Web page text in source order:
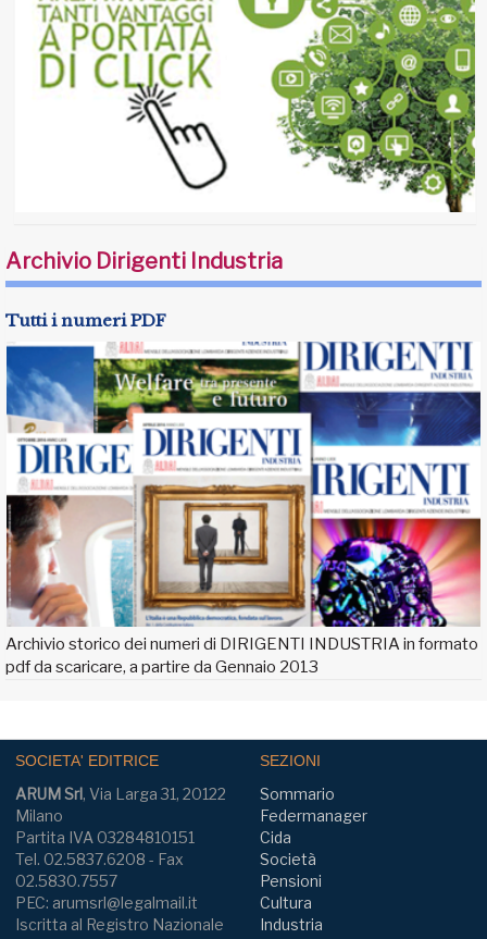
Archivio Dirigenti Industria
Tutti i numeri PDF
Archivio storico dei numeri di DIRIGENTI INDUSTRIA in formato
pdf da scaricare, a partire da Gennaio 2013
SOCIETA' EDITRICE
ARUM Srl, Via Larga 31, 20122
Milano
Partita IVA 03284810151
Tel. 02.5837.6208 - Fax
02.5830.7557
PEC: arumsrl@legalmail.it
Iscritta al Registro Nazionale
SEZIONI
Sommario
Federmanager
Cida
Società
Pensioni
Cultura
Industria